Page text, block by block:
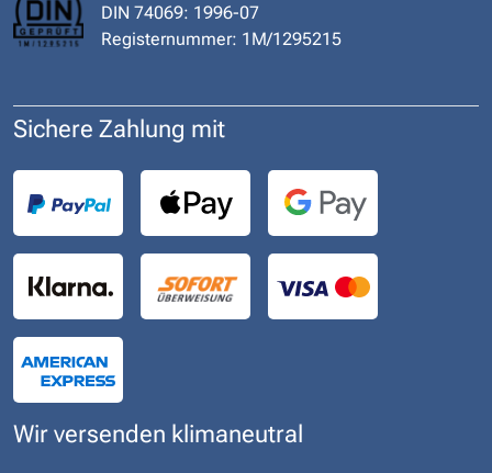
DIN 74069: 1996-07
Registernummer: 1M/1295215
Sichere Zahlung mit
Wir versenden klimaneutral